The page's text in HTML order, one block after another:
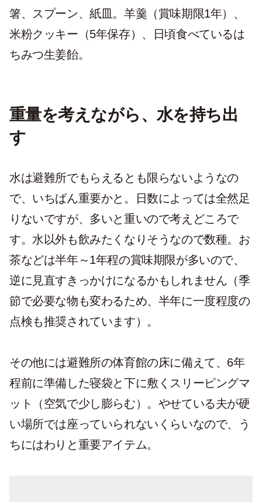
箸、スプーン、紙皿。羊羹（賞味期限1年）、
米粉クッキー（5年保存）、日頃食べているは
ちみつ生姜飴。
重量を考えながら、水を持ち出
す
水は避難所でもらえるとも限らないようなの
で、いちばん重要かと。日数によっては全然足
りないですが、多いと重いので考えどころで
す。水以外も飲みたくなりそうなので数種。お
茶などは半年～1年程の賞味期限が多いので、
逆に見直すきっかけになるかもしれません（季
節で必要な物も変わるため、半年に一度程度の
点検も推奨されています）。
その他には避難所の体育館の床に備えて、6年
程前に準備した寝袋と下に敷くスリーピングマ
ット（空気で少し膨らむ）。やせている夫が硬
い場所では座っていられないくらいなので、う
ちにはわりと重要アイテム。